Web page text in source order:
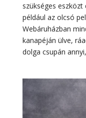
szükséges
például az olcsó
Webáruházban
kanapéján ülve,
dolga csupán